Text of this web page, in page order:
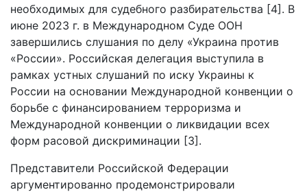
необходимых для судебного разбирательства [4]. В
июне 2023 г. в Международном Суде ООН
завершились слушания по делу «Украина против
«России». Российская делегация выступила в
рамках устных слушаний по иску Украины к
России на основании Международной конвенции о
борьбе с финансированием терроризма и
Международной конвенции о ликвидации всех
форм расовой дискриминации [3].
Представители Российской Федерации
аргументированно продемонстрировали